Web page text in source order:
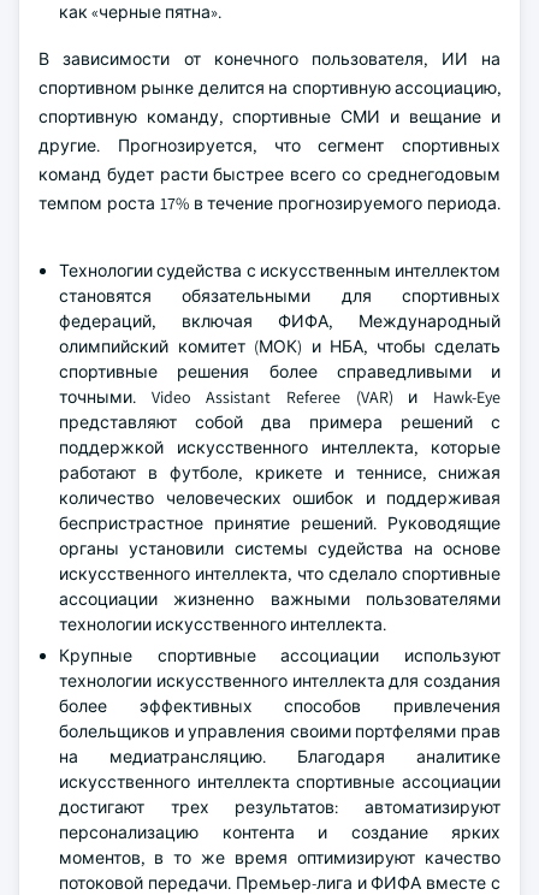
как «черные пятна».
В зависимости от конечного пользователя, ИИ на
спортивном рынке делится на спортивную ассоциацию,
спортивную команду, спортивные СМИ и вещание и
другие. Прогнозируется, что сегмент спортивных
команд будет расти быстрее всего со среднегодовым
темпом роста 17% в течение прогнозируемого периода.
Технологии судейства с искусственным интеллектом
становятся обязательными для спортивных
федераций, включая ФИФА, Международный
олимпийский комитет (МОК) и НБА, чтобы сделать
спортивные решения более справедливыми и
точными. Video Assistant Referee (VAR) и Hawk-Eye
представляют собой два примера решений с
поддержкой искусственного интеллекта, которые
работают в футболе, крикете и теннисе, снижая
количество человеческих ошибок и поддерживая
беспристрастное принятие решений. Руководящие
органы установили системы судейства на основе
искусственного интеллекта, что сделало спортивные
ассоциации жизненно важными пользователями
технологии искусственного интеллекта.
Крупные спортивные ассоциации используют
технологии искусственного интеллекта для создания
более эффективных способов привлечения
болельщиков и управления своими портфелями прав
на медиатрансляцию. Благодаря аналитике
искусственного интеллекта спортивные ассоциации
достигают трех результатов: автоматизируют
персонализацию контента и создание ярких
моментов, в то же время оптимизируют качество
потоковой передачи. Премьер-лига и ФИФА вместе с